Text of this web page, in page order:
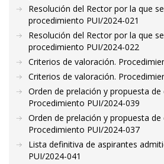
Resolución del Rector por la que
procedimiento PUI/2024-021
Resolución del Rector por la que
procedimiento PUI/2024-022
Criterios de valoración.
Criterios de valoración.
Orden de prelación y propuesta
Procedimiento PUI/2024-039
Orden de prelación y propuesta
Procedimiento PUI/2024-037
Lista definitiva de aspirantes
PUI/2024-041